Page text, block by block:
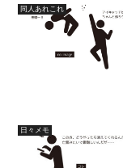
同人あれこれ
日々メモ